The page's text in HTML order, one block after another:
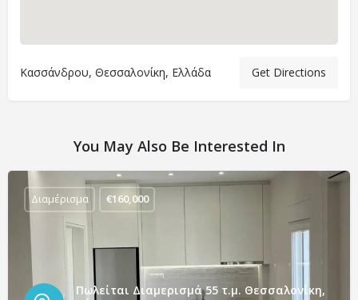
Κασσάνδρου, Θεσσαλονίκη, Ελλάδα Get Directions
You May Also Be Interested In
Πωλείται Διαμερισμά 55 τ.μ. Θεσσαλονίκη,
Διαμέρισμα €160,000